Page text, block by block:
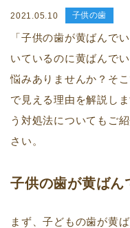
2021.05.10 子供の歯
「子供の歯が黄ばんで
いているのに黄ばんで
悩みありませんか？そ
で見える理由を解説し
う対処法についてもご
さい。
子供の歯が黄ばん
まず、子どもの歯が黄